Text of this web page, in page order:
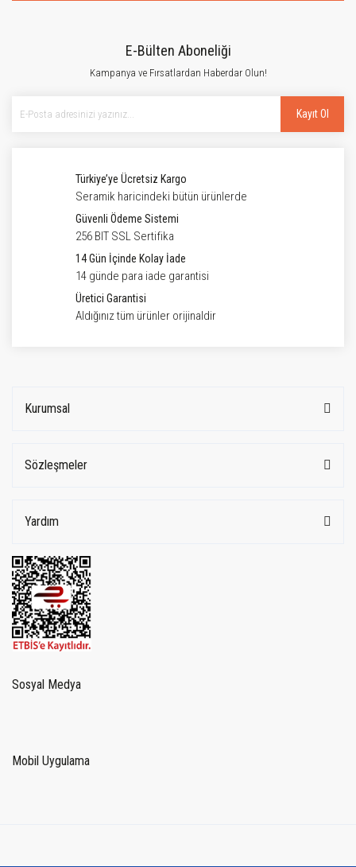
E-Bülten Aboneliği
Kampanya ve Fırsatlardan Haberdar Olun!
Kayıt Ol
Türkiye’ye Ücretsiz Kargo
Seramik haricindeki bütün ürünlerde
Güvenli Ödeme Sistemi
256 BIT SSL Sertifika
14 Gün İçinde Kolay İade
14 günde para iade garantisi
Üretici Garantisi
Aldığınız tüm ürünler orijinaldir
Kurumsal
Sözleşmeler
Yardım
Sosyal Medya
Mobil Uygulama